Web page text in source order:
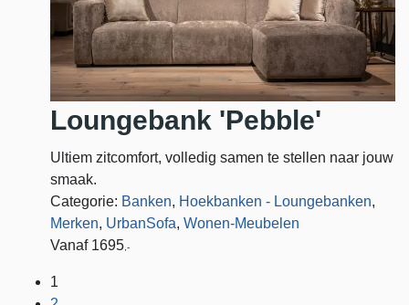
Loungebank 'Pebble'
Ultiem zitcomfort, volledig samen te stellen naar jouw
smaak.
Categorie: Banken, Hoekbanken - Loungebanken,
Merken, UrbanSofa, Wonen-Meubelen
Vanaf 1695 ,-
1